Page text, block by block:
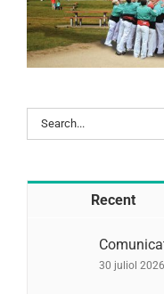
Search
for:
Recent
30 juliol 2026